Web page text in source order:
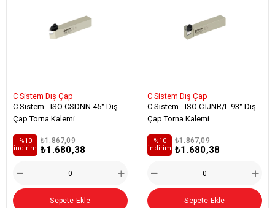
C Sistem Dış Çap
C Sistem - ISO CSDNN 45° Dış
Çap Torna Kalemi
₺1.680,38
₺1.867,09
%10
i̇ndirim
Sepete Ekle
C Sistem Dış Çap
C Sistem - ISO CTJNR/L 93° Dış
Çap Torna Kalemi
₺1.680,38
₺1.867,09
%10
i̇ndirim
Sepete Ekle